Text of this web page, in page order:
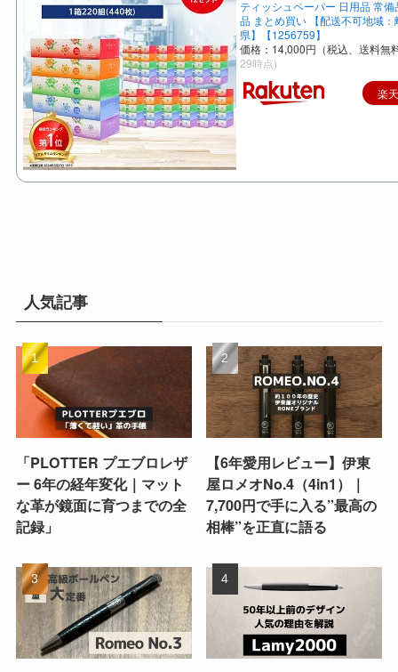
ティッシュペーパー 日用品 常備
品 まとめ買い 【配送不可地域：
県】【1256759】
価格：14,000円（税込、送料無
29時点)
楽
人気記事
「PLOTTER プエブロレザ
ー 6年の経年変化｜マット
な革が鏡面に育つまでの全
記録」
【6年愛用レビュー】伊東
屋ロメオNo.4（4in1）｜
7,700円で手に入る”最高の
相棒”を正直に語る